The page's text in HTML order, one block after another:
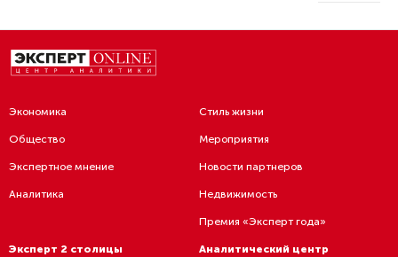
Экономика
Общество
Экспертное мнение
Аналитика
Стиль жизни
Мероприятия
Новости партнеров
Недвижимость
Премия «Эксперт года»
Эксперт 2 столицы Аналитический центр